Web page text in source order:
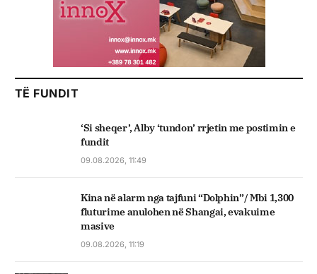
TË FUNDIT
‘Si sheqer’, Alby ‘tundon’ rrjetin me postimin e
fundit
09.08.2026, 11:49
Kina në alarm nga tajfuni “Dolphin”/ Mbi 1,300
fluturime anulohen në Shangai, evakuime
masive
09.08.2026, 11:19